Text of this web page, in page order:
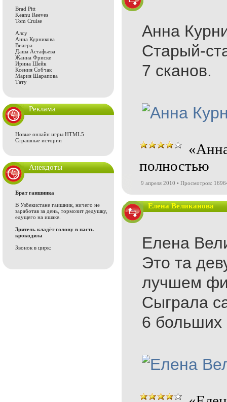
Brad Pitt
Keanu Reeves
Tom Cruise
Алсу
Анна Курникова
Виагра
Даша Астафьева
Жанна Фриске
Ирина Шейк
Ксения Собчак
Мария Шарапова
Тату
Реклама
Новые онлайн игры HTML5
Страшные истории
Анекдоты
Брат гаишника
В Узбекистане гаишник, ничего не
заработав за день, тормозит дедушку,
едущего на ишаке.
Зритель кладёт голову в пасть
крокодила
Звонок в цирк:
Анна
Старый-
7 сканов.
полностью
9 апреля 2010 • Просмотров:
Елена Великанова
Елена
Это та
лучшем
Сыграла
6 больших